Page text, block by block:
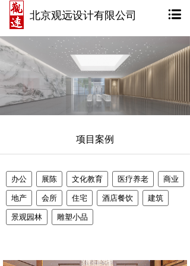
项目案例
办公 展陈 文化教育 医疗养老 商业
地产 会所 住宅 酒店餐饮 建筑
景观园林 雕塑小品
北京观远设计有限公司